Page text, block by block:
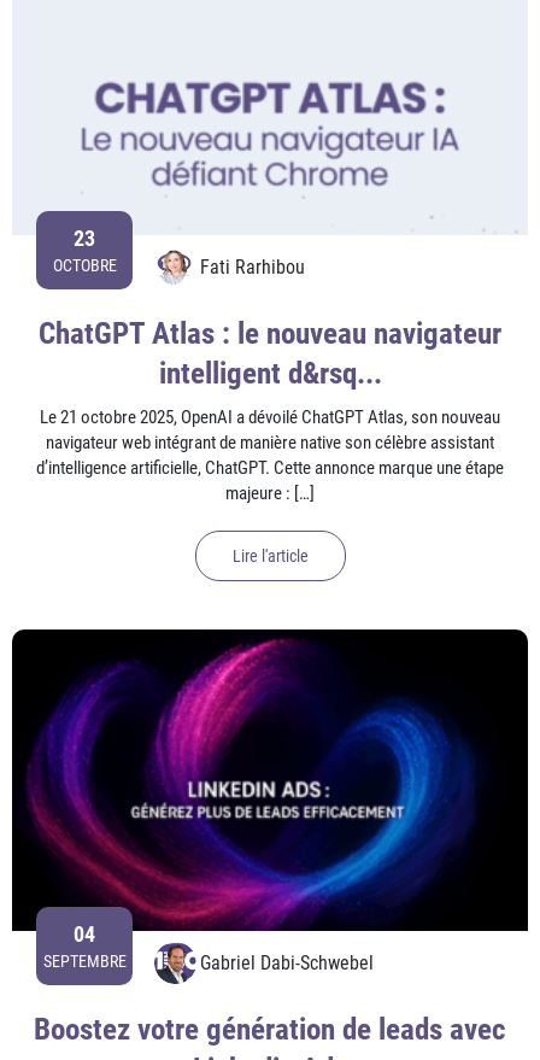
23
OCTOBRE Fati Rarhibou
ChatGPT Atlas : le nouveau navigateur
intelligent d&rsq...
Le 21 octobre 2025, OpenAI a dévoilé ChatGPT Atlas, son nouveau
navigateur web intégrant de manière native son célèbre assistant
d’intelligence artificielle, ChatGPT. Cette annonce marque une étape
majeure : […]
Lire l'article
04
SEPTEMBRE Gabriel Dabi-Schwebel
Boostez votre génération de leads avec